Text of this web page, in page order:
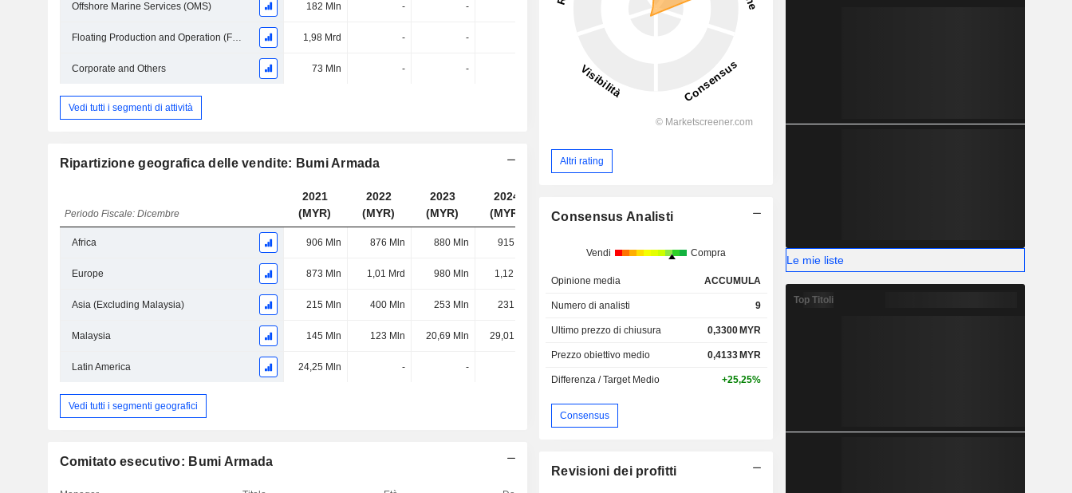
Offshore Marine Services (OMS) 182 Mln - -
Floating Production and Operation (FPO) 1,98 Mrd - -
Corporate and Others 73 Mln - -
Vedi tutti i segmenti di attività
Ripartizione geografica delle vendite: Bumi Armada
Periodo Fiscale: Dicembre
2021
(MYR)
2022
(MYR)
2023
(MYR)
2024
(MYR)
(MYR)
Africa 906 Mln 876 Mln 880 Mln 915 Mln
Europe 873 Mln 1,01 Mrd 980 Mln 1,12 Mrd
Asia (Excluding Malaysia) 215 Mln 400 Mln 253 Mln 231 Mln 158 Mln
Malaysia 145 Mln 123 Mln 20,69 Mln 29,01 Mln 12,12 Mln
Latin America 24,25 Mln - -
Vedi tutti i segmenti geografici
Comitato esecutivo: Bumi Armada
Altri rating
Consensus Analisti
Vendi Compra
Opinione media ACCUMULA
Numero di analisti 9
Ultimo prezzo di chiusura 0,3300 MYR
Prezzo obiettivo medio 0,4133 MYR
Differenza / Target Medio +25,25%
Consensus
Revisioni dei profitti
Le mie liste
Top Titoli